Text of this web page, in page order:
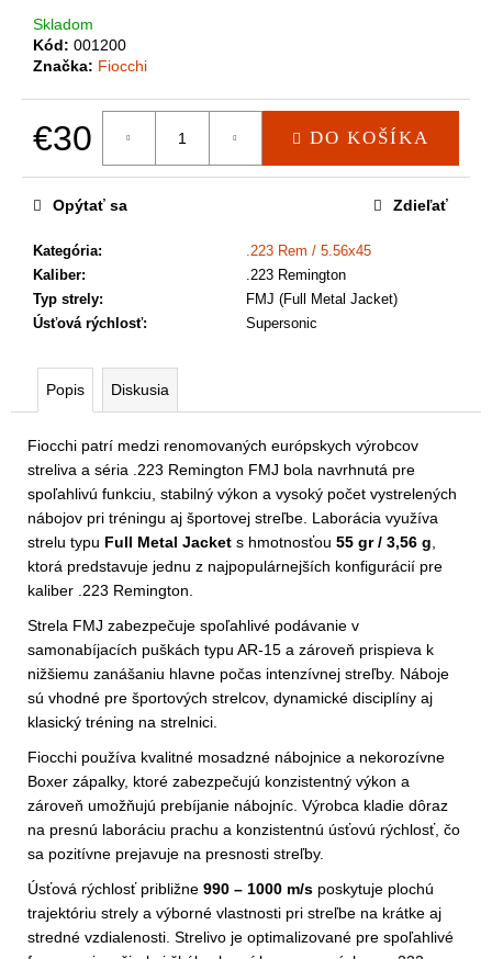
Skladom
Kód: 001200
Značka: Fiocchi
€30
Jednotková
DO KOŠÍKA
Kategória:
.223 Rem / 5.56x45
Kaliber:
.223 Remington
Typ strely:
FMJ (Full Metal Jacket)
Úsťová rýchlosť: Supersonic
Opýtať sa Zdieľať
Popis Diskusia
Fiocchi patrí medzi renomovaných európskych výrobcov
streliva a séria .223 Remington FMJ bola navrhnutá pre
spoľahlivú funkciu, stabilný výkon a vysoký počet vystrelených
nábojov pri tréningu aj športovej streľbe. Laborácia využíva
strelu typu Full Metal Jacket s hmotnosťou 55 gr / 3,56 g
ktorá predstavuje jednu z najpopulárnejších konfigurácií pre
kaliber .223 Remington.
Strela FMJ zabezpečuje spoľahlivé podávanie v
samonabíjacích puškách typu AR-15 a zároveň prispieva k
nižšiemu zanášaniu hlavne počas intenzívnej streľby. Náboje
sú vhodné pre športových strelcov, dynamické disciplíny aj
klasický tréning na strelnici.
Fiocchi používa kvalitné mosadzné nábojnice a nekorozívne
Boxer zápalky, ktoré zabezpečujú konzistentný výkon a
zároveň umožňujú prebíjanie nábojníc. Výrobca kladie dôraz
na presnú laboráciu prachu a konzistentnú úsťovú rýchlosť, čo
sa pozitívne prejavuje na presnosti streľby.
Úsťová rýchlosť približne 990 – 1000 m/s poskytuje plochú
trajektóriu strely a výborné vlastnosti pri streľbe na krátke aj
stredné vzdialenosti. Strelivo je optimalizované pre spoľahlivé
e